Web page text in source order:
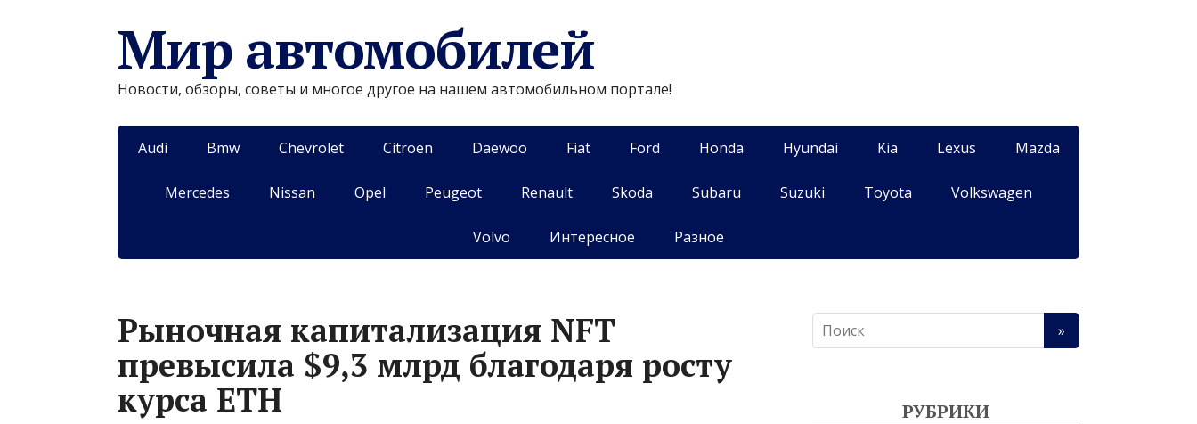
Мир автомобилей
Новости, обзоры, советы и многое другое на нашем автомобильном портале!
Audi Bmw Chevrolet Citroen Daewoo Fiat Ford Honda Hyundai Kia Lexus Mazda
Mercedes Nissan Opel Peugeot Renault Skoda Subaru Suzuki Toyota Volkswagen
Volvo Интересное Разное
Рыночная капитализация NFT
превысила $9,3 млрд благодаря росту
курса ETH
РУБРИКИ